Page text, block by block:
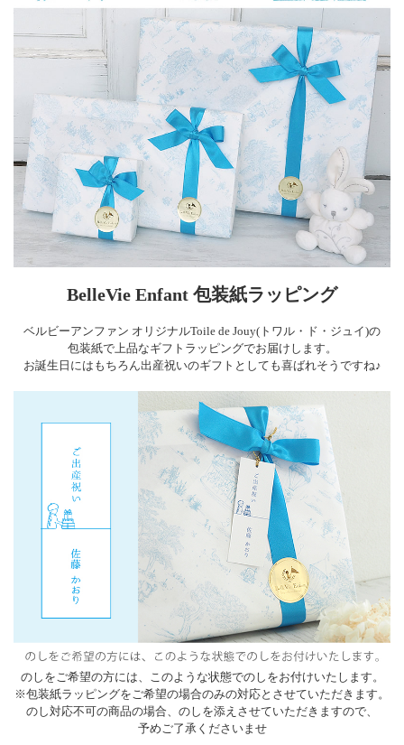
BelleVie Enfant 包装紙ラッピング
ベルビーアンファン オリジナルToile de Jouy(トワル・ド・ジュイ)の
包装紙で上品なギフトラッピングでお届けします。
お誕生日にはもちろん出産祝いのギフトとしても喜ばれそうですね♪
のしをご希望の方には、このような状態でのしをお付けいたします。
※包装紙ラッピングをご希望の場合のみの対応とさせていただきます。
のし対応不可の商品の場合、のしを添えさせていただきますので、
予めご了承くださいませ